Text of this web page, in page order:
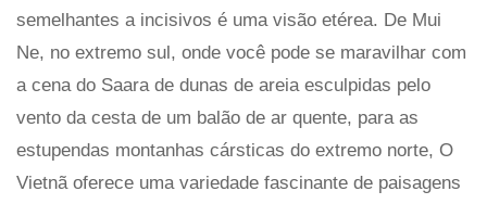
semelhantes a incisivos é uma visão etérea. De Mui
Ne, no extremo sul, onde você pode se maravilhar com
a cena do Saara de dunas de areia esculpidas pelo
vento da cesta de um balão de ar quente, para as
estupendas montanhas cársticas do extremo norte, O
Vietnã oferece uma variedade fascinante de paisagens